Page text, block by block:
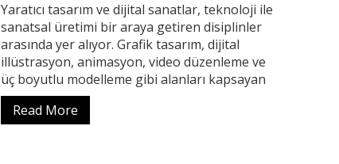
Yaratıcı tasarım ve dijital sanatlar, teknoloji ile
sanatsal üretimi bir araya getiren disiplinler
arasında yer alıyor. Grafik tasarım, dijital
illüstrasyon, animasyon, video düzenleme ve
üç boyutlu modelleme gibi alanları kapsayan
Read More